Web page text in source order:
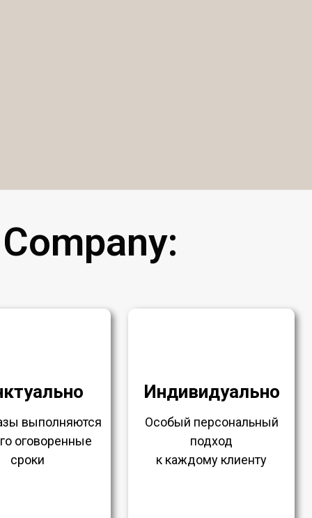
выполняются
оговоренные
сроки
Индивидуально
Особый персональный
подход
к каждому клиенту